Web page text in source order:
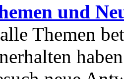
und
Themen